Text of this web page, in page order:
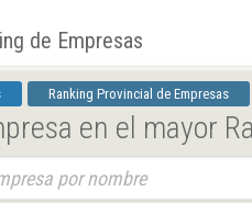
de Empresas
Ranking Provincial de Empresas
en el mayor